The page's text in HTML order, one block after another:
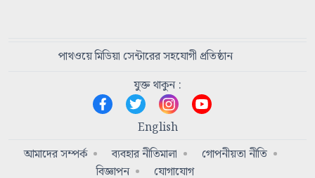
পাথওয়ে মিডিয়া সেন্টারের সহযোগী প্রতিষ্ঠান
যুক্ত থাকুন :
English
আমাদের সম্পর্ক
ব্যবহার নীতিমালা
গোপনীয়তা নীতি
বিজ্ঞাপন
যোগাযোগ